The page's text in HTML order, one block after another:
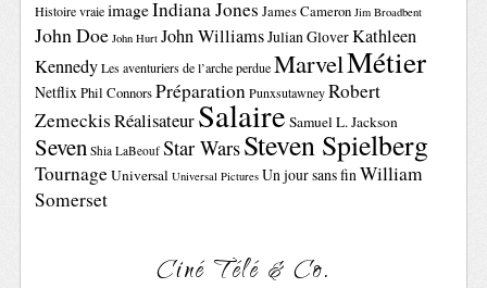
Histoire vraie imageIndiana Jones James Cameron Jim Broadbent
John Doe John Hurt John WilliamsJulian GloverKathleen
Kennedy Les aventuriers de l’arche perdue MarvelMétier
NetflixPhil ConnorsPréparation Punxsutawney Robert
ZemeckisRéalisateurSalaire Samuel L. Jackson
Seven Shia LaBeouf Star WarsSteven Spielberg
TournageUniversal Universal Pictures Un jour sans finWilliam
Somerset
Ciné Télé & Co.